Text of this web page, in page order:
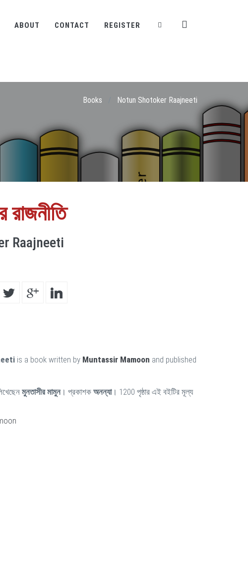
ABOUT CONTACT REGISTER
Books Notun Shotoker Raajneeti
Raajneeti
is a book written by Muntassir Mamoon and published
মুনতাসীর মামুন। প্রকাশক অনন্যা। 1200 পৃষ্ঠার এই বইটির মূল্য